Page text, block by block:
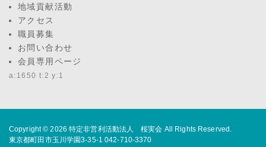
地域貢献活動
アクセス
職員募集
お問い合わせ
会員専用ページ
a:1650 t:2 y:1
Copyright © 2026特定非営利活動法人 桜実会 All Rights Reserved.
東京都町田市玉川学園3-35-1 042-710-3370